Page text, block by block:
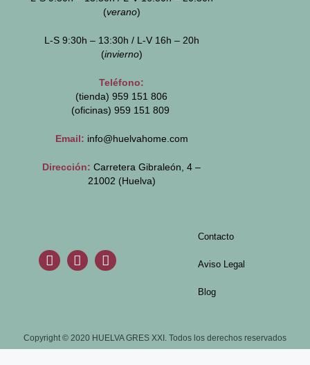
(verano)
L-S 9:30h – 13:30h / L-V 16h – 20h
(invierno)
Teléfono:
(tienda) 959 151 806
(oficinas) 959 151 809
Email: info@huelvahome.com
Dirección: Carretera Gibraleón, 4 –
21002 (Huelva)
Contacto
Aviso Legal
Blog
Copyright © 2020 HUELVA GRES XXI. Todos los derechos reservados